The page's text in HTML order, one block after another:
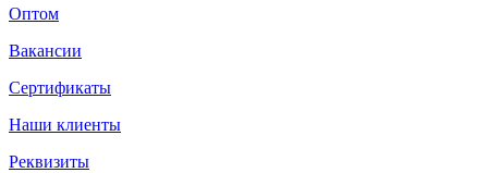
Оптом
Вакансии
Сертификаты
Наши клиенты
Реквизиты